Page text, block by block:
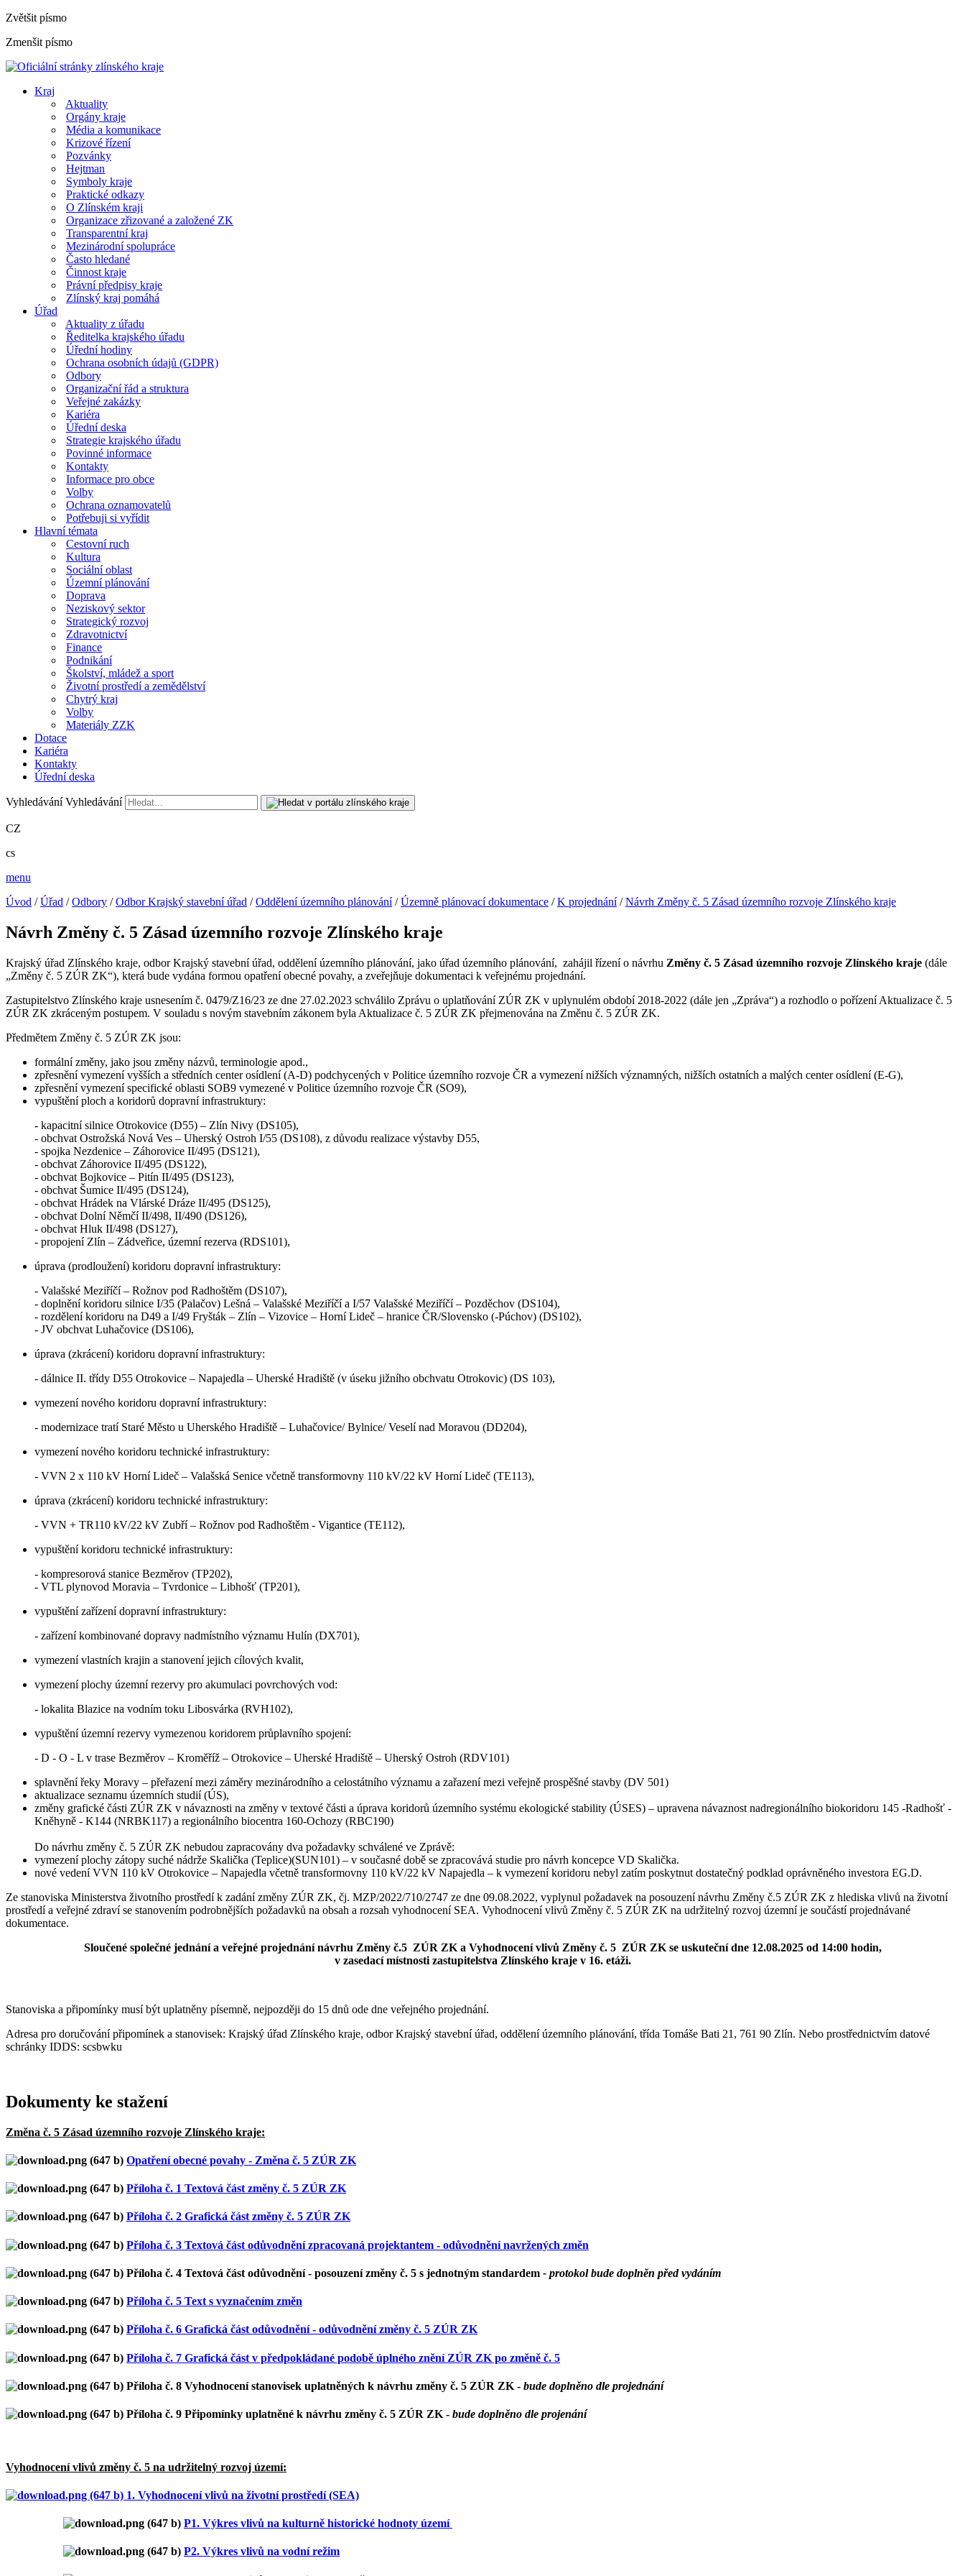
Zvětšit písmo
Zmenšit písmo
Kraj
Aktuality
Orgány kraje
Média a komunikace
Krizové řízení
Pozvánky
Hejtman
Symboly kraje
Praktické odkazy
O Zlínském kraji
Organizace zřizované a založené ZK
Transparentní kraj
Mezinárodní spolupráce
Často hledané
Činnost kraje
Právní předpisy kraje
Zlínský kraj pomáhá
Úřad
Aktuality z úřadu
Ředitelka krajského úřadu
Úřední hodiny
Ochrana osobních údajů (GDPR)
Odbory
Organizační řád a struktura
Veřejné zakázky
Kariéra
Úřední deska
Strategie krajského úřadu
Povinné informace
Kontakty
Informace pro obce
Volby
Ochrana oznamovatelů
Potřebuji si vyřídit
Hlavní témata
Cestovní ruch
Kultura
Sociální oblast
Územní plánování
Doprava
Neziskový sektor
Strategický rozvoj
Zdravotnictví
Finance
Podnikání
Školství, mládež a sport
Životní prostředí a zemědělství
Chytrý kraj
Volby
Materiály ZZK
Dotace
Kariéra
Kontakty
Úřední deska
Vyhledávání Vyhledávání
CZ
cs
menu
Úvod /Úřad /Odbory /Odbor Krajský stavební úřad /Oddělení územního plánování/Územně plánovací dokumentace /K projednání/Návrh Změny č. 5 Zásad územního rozvoje Zlínského kraje
Návrh Změny č. 5 Zásad územního rozvoje Zlínského kraje
Krajský úřad Zlínského kraje, odbor Krajský stavební úřad, oddělení územního plánování, jako úřad územního plánování, zahájil řízení o návrhu Změny č. 5 Zásad územního rozvoje Zlínského kraje (dále
„Změny č. 5 ZÚR ZK“), která bude vydána formou opatření obecné povahy, a zveřejňuje dokumentaci k veřejnému projednání.
Zastupitelstvo Zlínského kraje usnesením č. 0479/Z16/23 ze dne 27.02.2023 schválilo Zprávu o uplatňování ZÚR ZK v uplynulém období 2018-2022 (dále jen „Zpráva“) a rozhodlo o pořízení Aktualizace č. 5
ZÚR ZK zkráceným postupem. V souladu s novým stavebním zákonem byla Aktualizace č. 5 ZÚR ZK přejmenována na Změnu č. 5 ZÚR ZK.
Předmětem Změny č. 5 ZÚR ZK jsou:
formální změny, jako jsou změny názvů, terminologie apod.,
zpřesnění vymezení vyšších a středních center osídlení (A-D) podchycených v Politice územního rozvoje ČR a vymezení nižších významných, nižších ostatních a malých center osídlení (E-G),
zpřesnění vymezení specifické oblasti SOB9 vymezené v Politice územního rozvoje ČR (SO9),
vypuštění ploch a koridorů dopravní infrastruktury:
- kapacitní silnice Otrokovice (D55) – Zlín Nivy (DS105),
- obchvat Ostrožská Nová Ves – Uherský Ostroh I/55 (DS108), z důvodu realizace výstavby D55,
- spojka Nezdenice – Záhorovice II/495 (DS121),
- obchvat Záhorovice II/495 (DS122),
- obchvat Bojkovice – Pitín II/495 (DS123),
- obchvat Šumice II/495 (DS124),
- obchvat Hrádek na Vlárské Dráze II/495 (DS125),
- obchvat Dolní Němčí II/498, II/490 (DS126),
- obchvat Hluk II/498 (DS127),
- propojení Zlín – Zádveřice, územní rezerva (RDS101),
úprava (prodloužení) koridoru dopravní infrastruktury:
- Valašské Meziříčí – Rožnov pod Radhoštěm (DS107),
- doplnění koridoru silnice I/35 (Palačov) Lešná – Valašské Meziříčí a I/57 Valašské Meziříčí – Pozděchov (DS104),
- rozdělení koridoru na D49 a I/49 Fryšták – Zlín – Vizovice – Horní Lideč – hranice ČR/Slovensko (-Púchov) (DS102),
- JV obchvat Luhačovice (DS106),
úprava (zkrácení) koridoru dopravní infrastruktury:
- dálnice II. třídy D55 Otrokovice – Napajedla – Uherské Hradiště (v úseku jižního obchvatu Otrokovic) (DS 103),
vymezení nového koridoru dopravní infrastruktury:
- modernizace tratí Staré Město u Uherského Hradiště – Luhačovice/ Bylnice/ Veselí nad Moravou (DD204),
vymezení nového koridoru technické infrastruktury:
- VVN 2 x 110 kV Horní Lideč – Valašská Senice včetně transformovny 110 kV/22 kV Horní Lideč (TE113),
úprava (zkrácení) koridoru technické infrastruktury:
- VVN + TR110 kV/22 kV Zubří – Rožnov pod Radhoštěm - Vigantice (TE112),
vypuštění koridoru technické infrastruktury:
- kompresorová stanice Bezměrov (TP202),
- VTL plynovod Moravia – Tvrdonice – Libhošť (TP201),
vypuštění zařízení dopravní infrastruktury:
- zařízení kombinované dopravy nadmístního významu Hulín (DX701),
vymezení vlastních krajin a stanovení jejich cílových kvalit,
vymezení plochy územní rezervy pro akumulaci povrchových vod:
- lokalita Blazice na vodním toku Libosvárka (RVH102),
vypuštění územní rezervy vymezenou koridorem průplavního spojení:
- D - O - L v trase Bezměrov – Kroměříž – Otrokovice – Uherské Hradiště – Uherský Ostroh (RDV101)
splavnění řeky Moravy – přeřazení mezi záměry mezinárodního a celostátního významu a zařazení mezi veřejně prospěšné stavby (DV 501)
aktualizace seznamu územních studií (ÚS),
změny grafické části ZÚR ZK v návaznosti na změny v textové části a úprava koridorů územního systému ekologické stability (ÚSES) – upravena návaznost nadregionálního biokoridoru 145 -Radhošť -
Kněhyně - K144 (NRBK117) a regionálního biocentra 160-Ochozy (RBC190)
Do návrhu změny č. 5 ZÚR ZK nebudou zapracovány dva požadavky schválené ve Zprávě:
vymezení plochy zátopy suché nádrže Skalička (Teplice)(SUN101) – v současné době se zpracovává studie pro návrh koncepce VD Skalička.
nové vedení VVN 110 kV Otrokovice – Napajedla včetně transformovny 110 kV/22 kV Napajedla – k vymezení koridoru nebyl zatím poskytnut dostatečný podklad oprávněného investora EG.D.
Ze stanoviska Ministerstva životního prostředí k zadání změny ZÚR ZK, čj. MZP/2022/710/2747 ze dne 09.08.2022, vyplynul požadavek na posouzení návrhu Změny č.5 ZÚR ZK z hlediska vlivů na životní
prostředí a veřejné zdraví se stanovením podrobnějších požadavků na obsah a rozsah vyhodnocení SEA. Vyhodnocení vlivů Změny č. 5 ZÚR ZK na udržitelný rozvoj územní je součástí projednávané
dokumentace.
Sloučené společné jednání a veřejné projednání návrhu Změny č.5 ZÚR ZK a Vyhodnocení vlivů Změny č. 5 ZÚR ZK se uskuteční dne 12.08.2025 od 14:00 hodin,
v zasedací místnosti zastupitelstva Zlínského kraje v 16. etáži.
Stanoviska a připomínky musí být uplatněny písemně, nejpozději do 15 dnů ode dne veřejného projednání.
Adresa pro doručování připomínek a stanovisek: Krajský úřad Zlínského kraje, odbor Krajský stavební úřad, oddělení územního plánování, třída Tomáše Bati 21, 761 90 Zlín. Nebo prostřednictvím datové
schránky IDDS: scsbwku
Dokumenty ke stažení
Změna č. 5 Zásad územního rozvoje Zlínského kraje:
Opatření obecné povahy - Změna č. 5 ZÚR ZK
Příloha č. 1 Textová část změny č. 5 ZÚR ZK
Příloha č. 2 Grafická část změny č. 5 ZÚR ZK
Příloha č. 3 Textová část odůvodnění zpracovaná projektantem - odůvodnění navržených změn
Příloha č. 4 Textová část odůvodnění - posouzení změny č. 5 s jednotným standardem - protokol bude doplněn před vydáním
Příloha č. 5 Text s vyznačením změn
Příloha č. 6 Grafická část odůvodnění - odůvodnění změny č. 5 ZÚR ZK
Příloha č. 7 Grafická část v předpokládané podobě úplného znění ZÚR ZK po změně č. 5
Příloha č. 8 Vyhodnocení stanovisek uplatněných k návrhu změny č. 5 ZÚR ZK - bude doplněno dle projednání
Příloha č. 9 Připomínky uplatněné k návrhu změny č. 5 ZÚR ZK - bude doplněno dle projenání
Vyhodnocení vlivů změny č. 5 na udržitelný rozvoj území:
1. Vyhodnocení vlivů na životní prostředí (SEA)
P1. Výkres vlivů na kulturně historické hodnoty území
P2. Výkres vlivů na vodní režim